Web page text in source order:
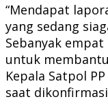
“Mendapat
yang sedang
Sebanyak
untuk
Kepala Satpol
saat